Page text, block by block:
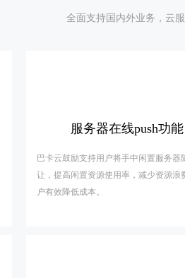
全面支持国内外业务，云
服务器在线push功能
巴卡云鼓励支持用户将手中闲置服务器
让，提高闲置资源使用率，减少资源浪
户有效降低成本。